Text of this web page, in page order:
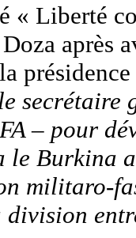
« Liberté
après
– pour
le Burkina
militaro-
division